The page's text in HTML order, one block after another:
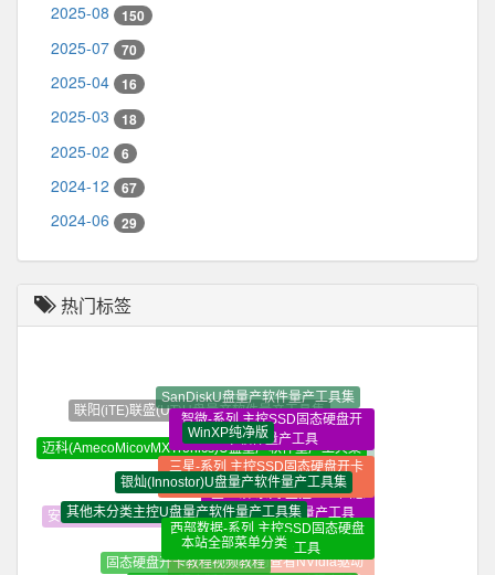
2025-08 150
2025-07 70
2025-04 16
2025-03 18
2025-02 6
2024-12 67
2024-06 29
热门标签
win10系统如何查看NVidia驱动
固态硬盘开卡教程视频教程
安国(Alcor)U盘量产软件量产工具集
Win7_32+64位_
纯净版
金士顿-系列 主控SSD固态
硬盘开卡软件量产工具
西部数据-系列 主控SSD固态硬盘
开卡软件量产工具
本站全部菜单分类
其他未分类主控U盘量产软件量产工具集
迈科(AmecoMicovMXTronics)U盘量产软件量产工具集
联阳(iTE)联盛(UT)U盘量产软件量产工具集
SanDiskU盘量产软件量产工具集
智微-系列 主控SSD固态硬盘开
卡软件量产工具
三星-系列 主控SSD固态硬盘开卡
软件量产工具
银灿(Innostor)U盘量产软件量产工具集
WinXP纯净版